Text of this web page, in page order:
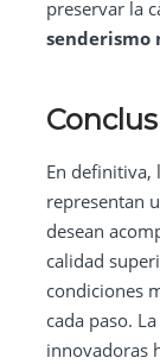
preservar la
senderismo
En definitiva,
representan
desean
calidad
condiciones
cada paso.
innovadoras